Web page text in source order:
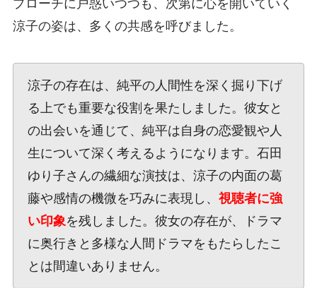
プローチに戸惑いつつも、次第に心を開いていく
涼子の姿は、多くの共感を呼びました。
涼子の存在は、純平の人間性を深く掘り下げ
る上でも重要な役割を果たしました。彼女と
の出会いを通じて、純平は自身の恋愛観や人
生について深く考えるようになります。石田
ゆり子さんの繊細な演技は、涼子の内面の葛
藤や感情の機微を巧みに表現し、 視聴者に強
い印象 を残しました。彼女の存在が、ドラマ
に奥行きと多様な人間ドラマをもたらしたこ
とは間違いありません。